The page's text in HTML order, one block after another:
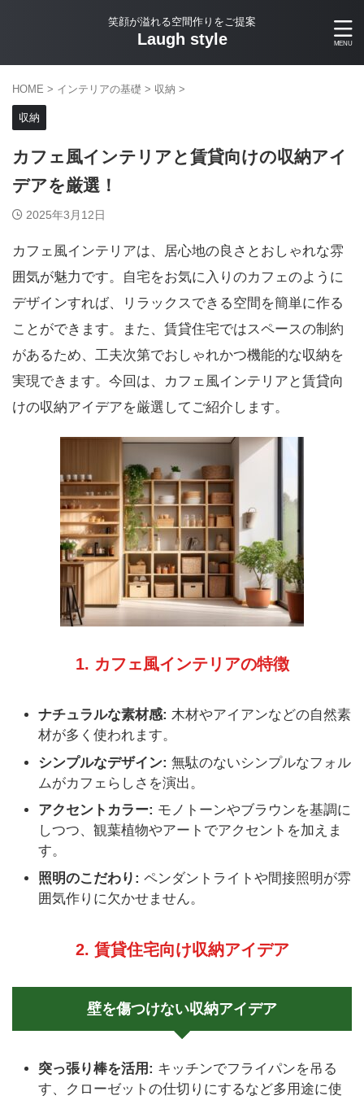
笑顔が溢れる空間作りをご提案
Laugh style
HOME > インテリアの基礎 > 収納 >
収納
カフェ風インテリアと賃貸向けの収納アイ
デアを厳選！
2025年3月12日
カフェ風インテリアは、居心地の良さとおしゃれな雰
囲気が魅力です。自宅をお気に入りのカフェのように
デザインすれば、リラックスできる空間を簡単に作る
ことができます。また、賃貸住宅ではスペースの制約
があるため、工夫次第でおしゃれかつ機能的な収納を
実現できます。今回は、カフェ風インテリアと賃貸向
けの収納アイデアを厳選してご紹介します。
1. カフェ風インテリアの特徴
ナチュラルな素材感: 木材やアイアンなどの自然素
材が多く使われます。
シンプルなデザイン: 無駄のないシンプルなフォル
ムがカフェらしさを演出。
アクセントカラー: モノトーンやブラウンを基調に
しつつ、観葉植物やアートでアクセントを加えま
す。
照明のこだわり: ペンダントライトや間接照明が雰
囲気作りに欠かせません。
2. 賃貸住宅向け収納アイデア
壁を傷つけない収納アイデア
突っ張り棒を活用: キッチンでフライパンを吊る
す、クローゼットの仕切りにするなど多用途に使